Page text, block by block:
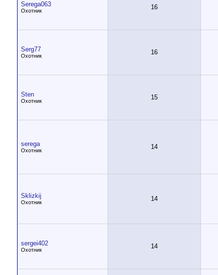
Serega063
Охотник 16
Serg77
Охотник 16
Sten
Охотник 15
serega
Охотник 14
Sklizkij
Охотник 14
sergei402
Охотник 14